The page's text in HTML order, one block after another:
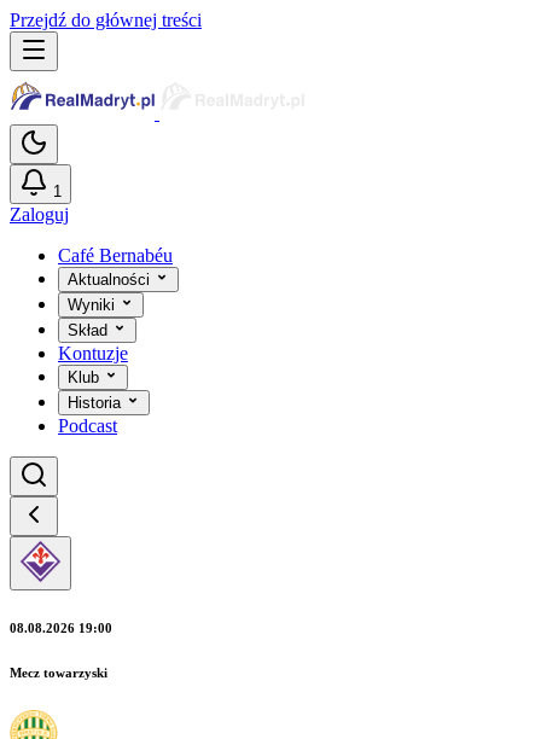
Przejdź do głównej treści
1
Zaloguj
Café Bernabéu
Aktualności
Wyniki
Skład
Kontuzje
Klub
Historia
Podcast
08.08.2026 19:00
Mecz towarzyski